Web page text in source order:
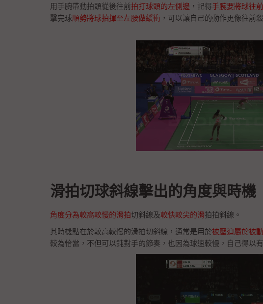
用手腕帶動拍頭從後往前拍打球頭的左側邊 ，記得手腕要將球往
擊完球順勢將球拍揮至左腰做緩衝 ，可以讓自己的動作更像往前
滑拍切球斜線擊出的角度與時機
角度分為較高較慢的滑拍切斜線及較快較尖的滑拍拍斜線。
其時機點在於較高較慢的滑拍切斜線，通常是用於被壓迫屬於被
較為恰當，不但可以鈍對手的節奏，也因為球速較慢，自己得以